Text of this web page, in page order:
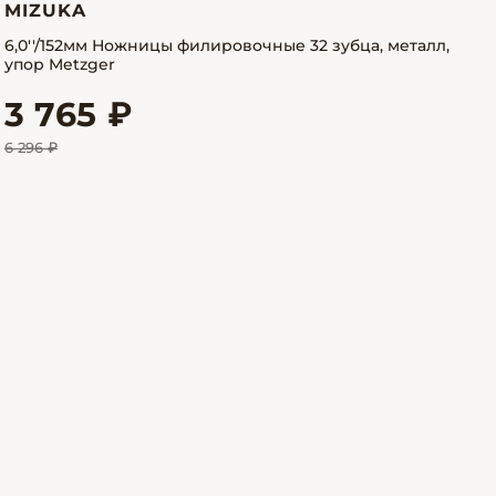
MIZUKA
6,0''/152мм Ножницы филировочные 32 зубца, металл,
упор Metzger
3 765 ₽
6 296 ₽